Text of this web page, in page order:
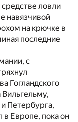
ловли
навязчивой
на крючке в
последние
с
Гогландского
Петербурга,
в Европе, пока он